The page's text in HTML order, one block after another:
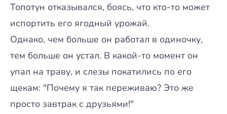
Топотун отказывался, боясь, что кто-то может
испортить его ягодный урожай.
Однако, чем больше он работал в одиночку,
тем больше он устал. В какой-то момент он
упал на траву, и слезы покатились по его
щекам: "Почему я так переживаю? Это же
просто завтрак с друзьями!"